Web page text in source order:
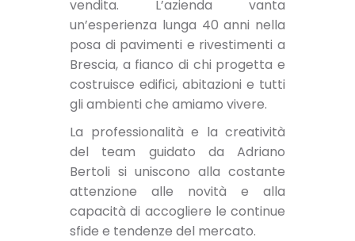
vendita. L’azienda vanta
un’esperienza lunga 40 anni nella
posa di pavimenti e rivestimenti a
Brescia, a fianco di chi progetta e
costruisce edifici, abitazioni e tutti
gli ambienti che amiamo vivere.
La professionalità e la creatività
del team guidato da Adriano
Bertoli si uniscono alla costante
attenzione alle novità e alla
capacità di accogliere le continue
sfide e tendenze del mercato.